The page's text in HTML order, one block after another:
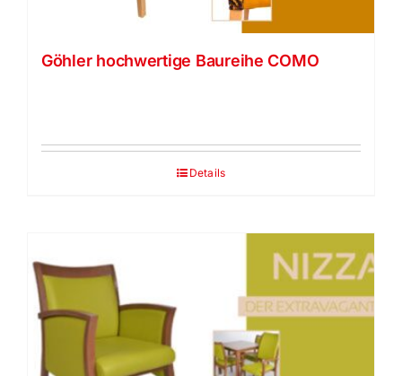
Göhler hochwertige Baureihe COMO
Details